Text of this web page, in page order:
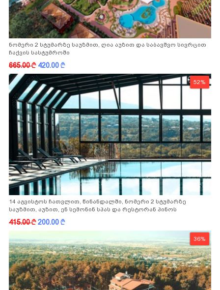
ნომერი 2 სტუმარზე საუზმით, ღია აუზით და საბავშვო სივრცით
ჩაქვის სასტუმროში
665.00k 420.00k
52%
14 აგვისტოს ჩათვლით, წინანდალში, ნომერი 2 სტუმარზე
საუზმით, აუზით, ენ სემონინ სპას და რესტორან პინოს
ფასდაკლებით
415.00k200.00k
36%